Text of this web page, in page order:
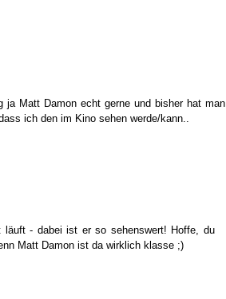
Matt Damon echt gerne und bisher hat man
ich den im Kino sehen werde/kann..
- dabei ist er so sehenswert! Hoffe, du
Matt Damon ist da wirklich klasse ;)